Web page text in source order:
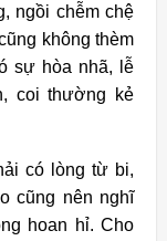
ngồi chễm chệ
không thèm
sự hòa nhã, lễ
coi thường kẻ
có lòng từ bi,
cũng nên nghĩ
hoan hỉ. Cho